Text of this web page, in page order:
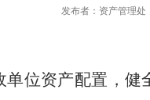
发布者：资产管理处
单位资产配置，